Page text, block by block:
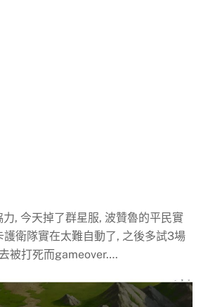
, 今天掉了群星服, 波贊魯的平民實
護衛隊實在太難自動了, 之後多試3場
被打死而gameover….